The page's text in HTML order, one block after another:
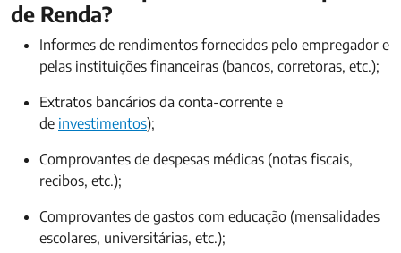
de Renda?
Informes de rendimentos fornecidos pelo empregador e
pelas instituições financeiras (bancos, corretoras, etc.);
Extratos bancários da conta-corrente e
de investimentos);
Comprovantes de despesas médicas (notas fiscais,
recibos, etc.);
Comprovantes de gastos com educação (mensalidades
escolares, universitárias, etc.);